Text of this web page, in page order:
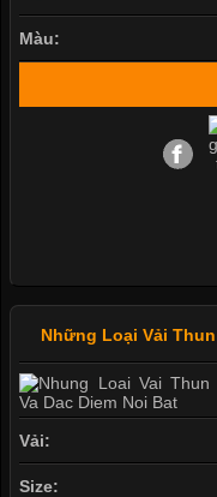
Màu:
Những Loại Vải
Vải:
Size: